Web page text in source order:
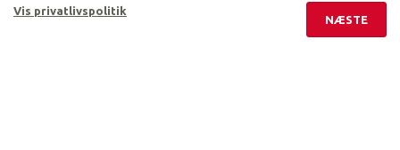
Vis privatlivspolitik